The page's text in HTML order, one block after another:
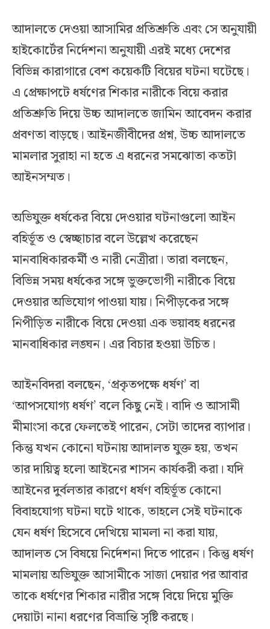
আদালতে দেওয়া আসামির প্রতিশ্রুতি এবং সে অনুযায়ী
হাইকোর্টের নির্দেশনা অনুযায়ী এরই মধ্যে দেশের
বিভিন্ন কারাগারে বেশ কয়েকটি বিয়ের ঘটনা ঘটেছে।
এ প্রেক্ষাপটে ধর্ষণের শিকার নারীকে বিয়ে করার
প্রতিশ্রুতি দিয়ে উচ্চ আদালতে জামিন আবেদন করার
প্রবণতা বাড়ছে। আইনজীবীদের প্রশ্ন, উচ্চ আদালতে
মামলার সুরাহা না হতে এ ধরনের সমঝোতা কতটা
আইনসম্মত।
অভিযুক্ত ধর্ষকের বিয়ে দেওয়ার ঘটনাগুলো আইন
বহির্ভূত ও স্বেচ্ছাচার বলে উল্লেখ করেছেন
মানবাধিকারকর্মী ও নারী নেত্রীরা। তারা বলছেন,
বিভিন্ন সময় ধর্ষকের সঙ্গে ভুক্তভোগী নারীকে বিয়ে
দেওয়ার অভিযোগ পাওয়া যায়। নিপীড়কের সঙ্গে
নিপীড়িত নারীকে বিয়ে দেওয়া এক ভয়াবহ ধরনের
মানবাধিকার লঙ্ঘন। এর বিচার হওয়া উচিত।
আইনবিদরা বলছেন, ‘প্রকৃতপক্ষে ধর্ষণ’ বা
‘আপসযোগ্য ধর্ষণ’ বলে কিছু নেই। বাদি ও আসামী
মীমাংসা করে ফেলতেই পারেন, সেটা তাদের ব্যাপার।
কিন্তু যখন কোনো ঘটনায় আদালত যুক্ত হয়, তখন
তার দায়িত্ব হলো আইনের শাসন কার্যকরী করা। যদি
আইনের দুর্বলতার কারণে ধর্ষণ বহির্ভূত কোনো
বিবাহযোগ্য ঘটনা ঘটে থাকে, তাহলে সেই ঘটনাকে
যেন ধর্ষণ হিসেবে দেখিয়ে মামলা না করা যায়,
আদালত সে বিষয়ে নির্দেশনা দিতে পারেন। কিন্তু ধর্ষণ
মামলায় অভিযুক্ত আসামীকে সাজা দেয়ার পর আবার
তাকে ধর্ষণের শিকার নারীর সঙ্গে বিয়ে দিয়ে মুক্তি
দেয়াটা নানা ধরণের বিভ্রান্তি সৃষ্টি করছে।